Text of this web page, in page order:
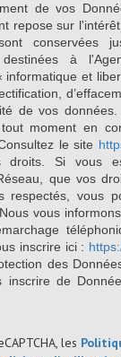
de vos
repose sur
conservées
à
informatique et
de vos
moment en
le site
droits. Si vous
que vos
respectés, vous
vous
inscrire ici :
des
de
les